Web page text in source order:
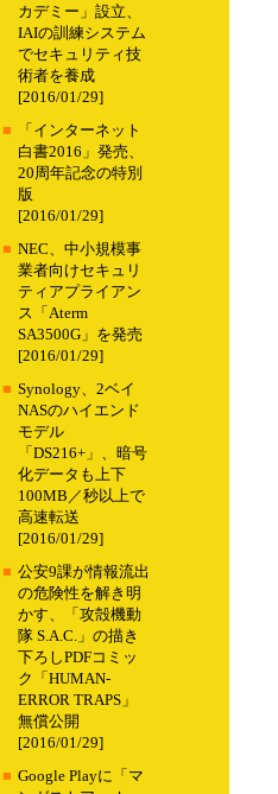
カデミー」設立、
IAIの訓練システム
でセキュリティ技
術者を養成
[2016/01/29]
■
「インターネット
白書2016」発売、
20周年記念の特別
版
[2016/01/29]
■ NEC、中小規模事
業者向けセキュリ
ティアプライアン
ス「Aterm
SA3500G」を発売
[2016/01/29]
■ Synology、2ベイ
NASのハイエンド
モデル
「DS216+」、暗号
化データも上下
100MB／秒以上で
高速転送
[2016/01/29]
■ 公安9課が情報流出
の危険性を解き明
かす、「攻殻機動
隊 S.A.C.」の描き
下ろしPDFコミッ
ク「HUMAN-
ERROR TRAPS」
無償公開
[2016/01/29]
■ Google Playに「マ